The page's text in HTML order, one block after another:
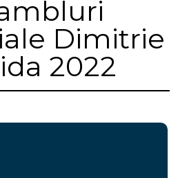
Dimitrie
2022